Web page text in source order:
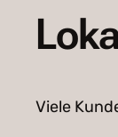
Viele